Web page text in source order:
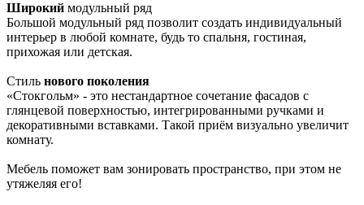
Широкий модульный ряд
Большой модульный ряд позволит создать индивидуальный
интерьер в любой комнате, будь то спальня, гостиная,
прихожая или детская.
Стиль нового поколения
«Стокгольм» - это нестандартное сочетание фасадов с
глянцевой поверхностью, интегрированными ручками и
декоративными вставками. Такой приём визуально увеличит
комнату.
Мебель поможет вам зонировать пространство, при этом не
утяжеляя его!